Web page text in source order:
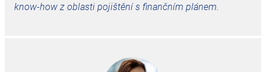
know-how z oblasti pojištění s finančním plánem.